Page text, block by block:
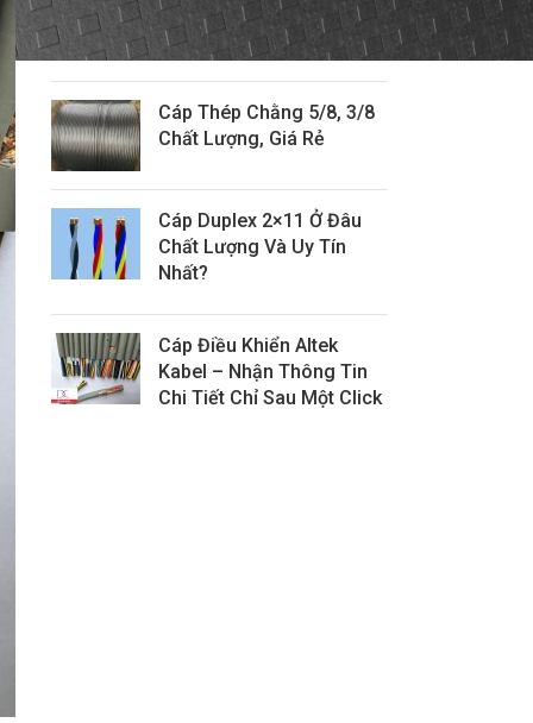
Cấu Tạo, Phân Loại Và Địa Chỉ Mua Uy
Tín
Cáp Thép Chằng 5/8, 3/8
Chất Lượng, Giá Rẻ
Cáp Duplex 2×11 Ở Đâu
Chất Lượng Và Uy Tín
Nhất?
Cáp Điều Khiển Altek
Kabel – Nhận Thông Tin
Chi Tiết Chỉ Sau Một Click